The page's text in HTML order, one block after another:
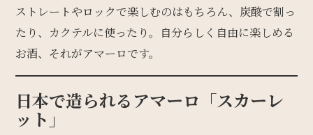
ストレートやロックで楽しむのはもちろん、炭酸で割っ
たり、カクテルに使ったり。自分らしく自由に楽しめる
お酒、それがアマーロです。
日本で造られるアマーロ「スカーレ
ット」